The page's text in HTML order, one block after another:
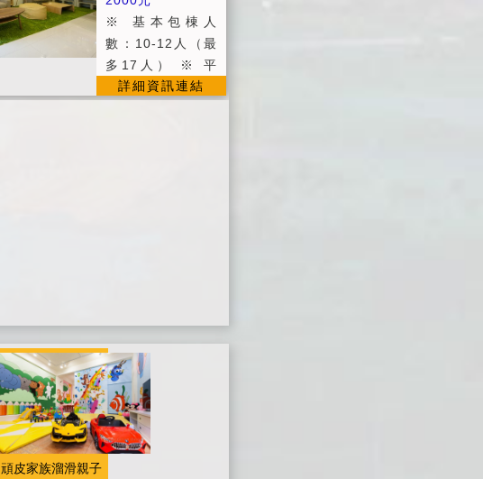
椅、碗盤、杯筷
+場地清潔費） 烤
肉食材及用品（烤
肉醬、特殊用品如
鋁箔紙或竹籤
所以如遇雨勢過大
而無法烤肉時，民
宿業者恕不負此責
任，所以煩請房客
自行研判入住當日
諒。
■因為工作因素不
方便準備早餐，因
此在房價上特別回
饋給大家，讓大家
可以享受在地美食
記，在辦理登記的
同時，也請您將住
宿費一併繳交。 ■
為維護住宿環境，
室內請勿吸煙，不
● 包棟8人，二間
房都開 提供無干
擾自由自在空間
每天只接待一組賓
客 3或4人小家庭
鞦韆、電動玩具機
車、積木、球池)
可以真正享受渡假
生活，即使下雨天
住房也不無聊喔!
歡迎來渡假親身夢
※ 基本包棟人
數：10-12人（最
多17人） ※ 平
日：週日~週五 ※
■ 提供第四台有線
頻道電視。 ■ 提
供旅遊資訊服務。
■ 因為工作因素無
法提供早餐，因此
在房價上特別回饋
給大家! ■ 進房時
詳細資訊連結
頑皮家族溜滑親子